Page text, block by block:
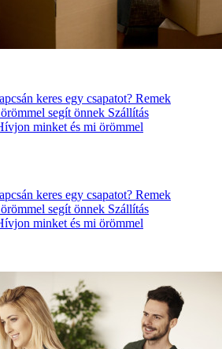
keres egy csapatot? Remek
segít önnek Szállítás
minket és mi örömmel
keres egy csapatot? Remek
segít önnek Szállítás
minket és mi örömmel